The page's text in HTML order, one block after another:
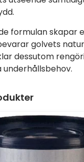
formulan skapar
golvets
dessutom